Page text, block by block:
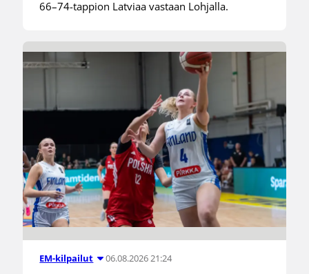
66–74-tappion Latviaa vastaan Lohjalla.
EM-kilpailut 06.08.2026 21:24